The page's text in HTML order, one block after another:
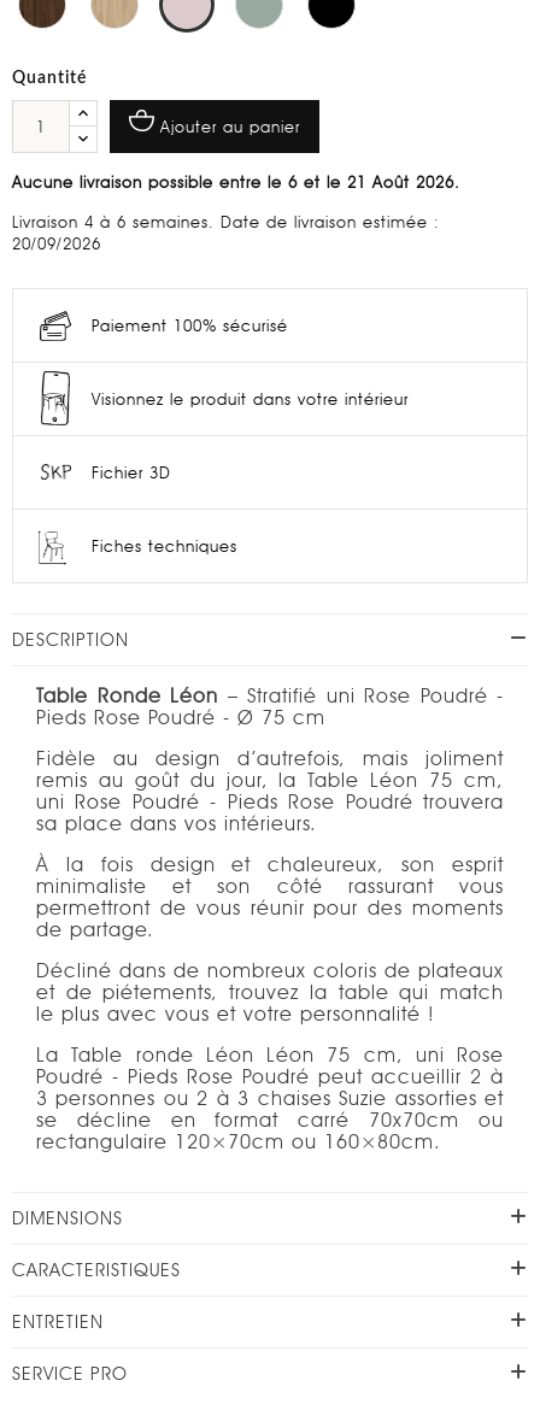
Quantité
Ajouter au panier
Aucune livraison possible entre le 6 et le 21 Août 2026.
Livraison 4 à 6 semaines. Date de livraison estimée :
20/09/2026
Paiement 100% sécurisé
Visionnez le produit dans votre intérieur
Fichier 3D
Fiches techniques
DESCRIPTION
Table Ronde Léon – Stratifié uni Rose Poudré -
Pieds Rose Poudré - Ø 75 cm
Fidèle au design d’autrefois, mais joliment
remis au goût du jour, la Table Léon 75 cm,
uni Rose Poudré - Pieds Rose Poudré trouvera
sa place dans vos intérieurs.
À la fois design et chaleureux, son esprit
minimaliste et son côté rassurant vous
permettront de vous réunir pour des moments
de partage.
Décliné dans de nombreux coloris de plateaux
et de piétements, trouvez la table qui match
le plus avec vous et votre personnalité !
La Table ronde Léon Léon 75 cm, uni Rose
Poudré - Pieds Rose Poudré peut accueillir 2 à
3 personnes ou 2 à 3 chaises Suzie assorties et
se décline en format carré 70x70cm ou
rectangulaire 120×70cm ou 160×80cm.
DIMENSIONS
CARACTERISTIQUES
ENTRETIEN
SERVICE PRO